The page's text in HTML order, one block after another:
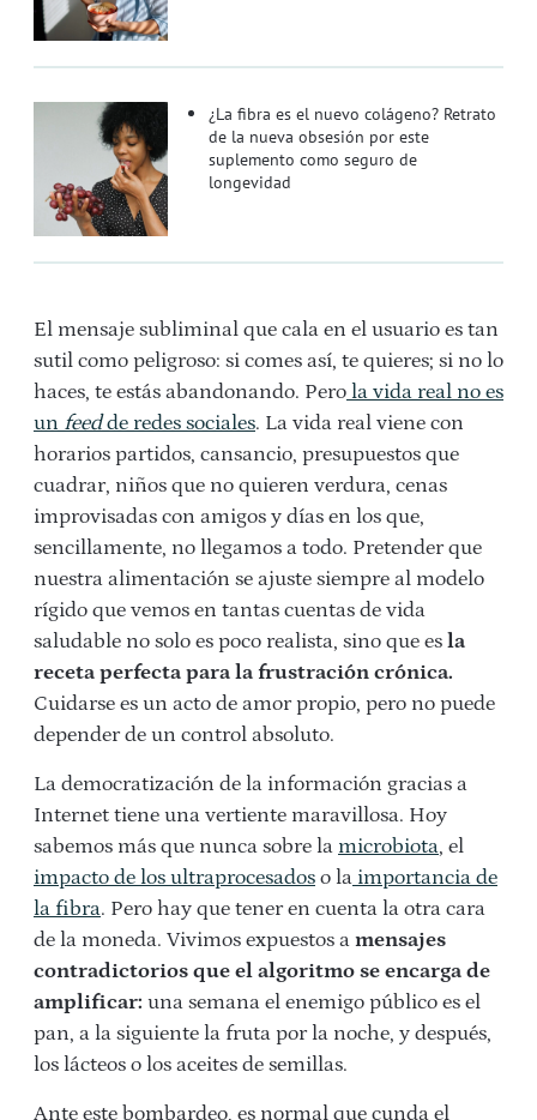
¿La fibra es el nuevo colágeno? Retrato
de la nueva obsesión por este
suplemento como seguro de
longevidad
El mensaje subliminal que cala en el usuario es tan
sutil como peligroso: si comes así, te quieres; si no lo
haces, te estás abandonando. Pero la vida real no es
un feedde redes sociales. La vida real viene con
horarios partidos, cansancio, presupuestos que
cuadrar, niños que no quieren verdura, cenas
improvisadas con amigos y días en los que,
sencillamente, no llegamos a todo. Pretender que
nuestra alimentación se ajuste siempre al modelo
rígido que vemos en tantas cuentas de vida
saludable no solo es poco realista, sino que es la
receta perfecta para la frustración crónica.
Cuidarse es un acto de amor propio, pero no puede
depender de un control absoluto.
La democratización de la información gracias a
Internet tiene una vertiente maravillosa. Hoy
sabemos más que nunca sobre la microbiota, el
impacto de los ultraprocesados o la importancia de
la fibra. Pero hay que tener en cuenta la otra cara
de la moneda. Vivimos expuestos a mensajes
contradictorios que el algoritmo se encarga de
amplificar: una semana el enemigo público es el
pan, a la siguiente la fruta por la noche, y después,
los lácteos o los aceites de semillas.
Ante este bombardeo, es normal que cunda el